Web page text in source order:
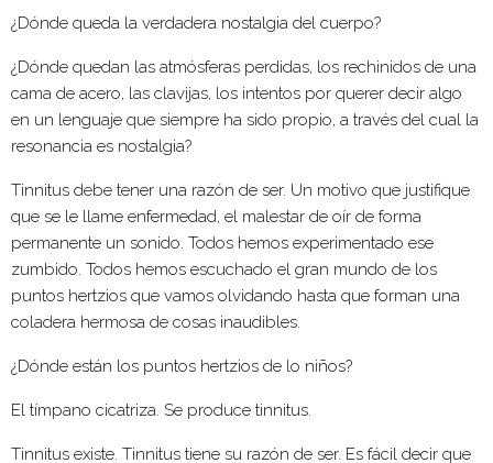
¿Dónde queda la verdadera nostalgia del cuerpo?
¿Dónde quedan las atmósferas perdidas, los rechinidos de una
cama de acero, las clavijas, los intentos por querer decir algo
en un lenguaje que siempre ha sido propio, a través del cual la
resonancia es nostalgia?
Tinnitus debe tener una razón de ser. Un motivo que justifique
que se le llame enfermedad, el malestar de oír de forma
permanente un sonido. Todos hemos experimentado ese
zumbido. Todos hemos escuchado el gran mundo de los
puntos hertzios que vamos olvidando hasta que forman una
coladera hermosa de cosas inaudibles.
¿Dónde están los puntos hertzios de lo niños?
El tímpano cicatriza. Se produce tinnitus.
Tinnitus existe. Tinnitus tiene su razón de ser. Es fácil decir que